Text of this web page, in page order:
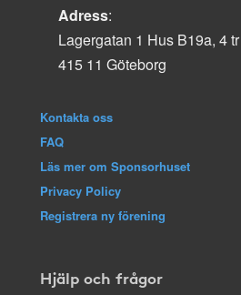
Adress:
Lagergatan 1 Hus B19a, 4 tr
415 11 Göteborg
Kontakta oss
FAQ
Läs mer om Sponsorhuset
Privacy Policy
Registrera ny förening
Hjälp och frågor